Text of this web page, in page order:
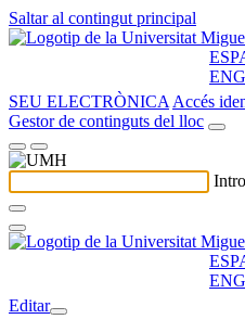
Saltar al contingut principal
SEU ELECTRÒNICA Accés
Gestor de continguts del lloc
Editar